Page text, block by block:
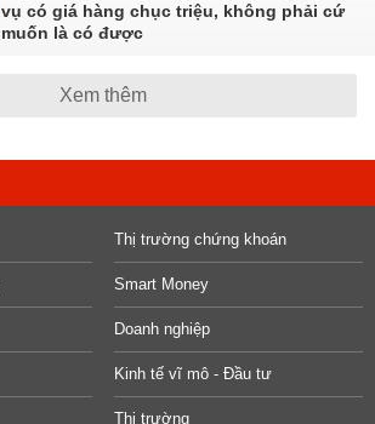
vụ có giá hàng chục triệu, không phải cứ
muốn là có được
Xem thêm
Thị trường chứng khoán
Smart Money
Doanh nghiệp
Kinh tế vĩ mô - Đầu tư
Thị trường